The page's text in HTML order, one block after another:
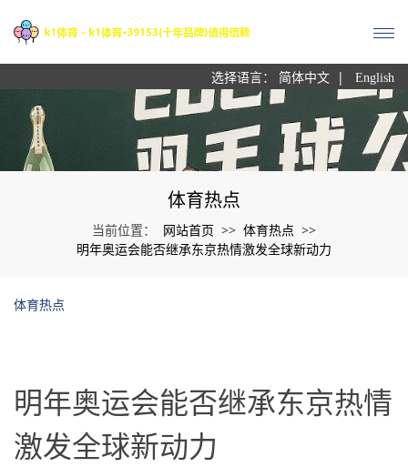
选择语言： 简体中文 | English
体育热点
当前位置： 网站首页 >> 体育热点 >>
明年奥运会能否继承东京热情激发全球新动力
体育热点
明年奥运会能否继承东京热情
激发全球新动力